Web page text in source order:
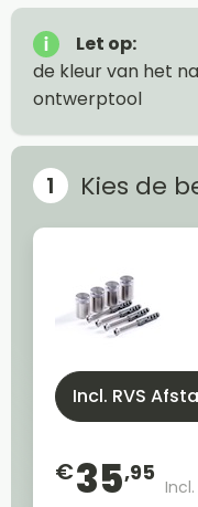
Let op:
de kleur van het
ontwerptool
Kies de
Incl. RVS
€35,95
Incl.